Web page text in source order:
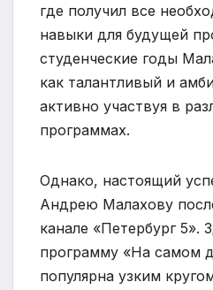
где получил все
навыки для будущей
студенческие годы
как талантливый и
активно участвуя в
программах.
Однако, настоящий
Андрею Малахову
канале «Петербург 5».
программу «На самом
популярна узким